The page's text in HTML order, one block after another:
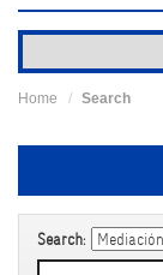
Home Search
Search: